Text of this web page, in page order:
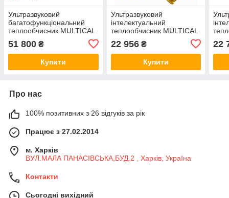
Ультразвуковий
багатофункціональний
теплообчисник MULTICAL
403 DN40 G2B x 300 mm,
різь,Qp 10,0 м3/год
(Kamstrup)
51 800 ₴
Купити
Ультразвуковий
інтелектуальний
теплообчисник MULTICAL
603 DN20 G1B x 190 mm,
різь, Qp2,5 м3/год
(камструп)
22 956₴
Купити
22
Про нас
100% позитивних з 26 відгуків за рік
Працює з 27.02.2014
м. Харків
ВУЛ.МАЛА ПАНАСІВСЬКА,БУД.2 , Харків, Україна
Контакти
Сьогодні вихідний